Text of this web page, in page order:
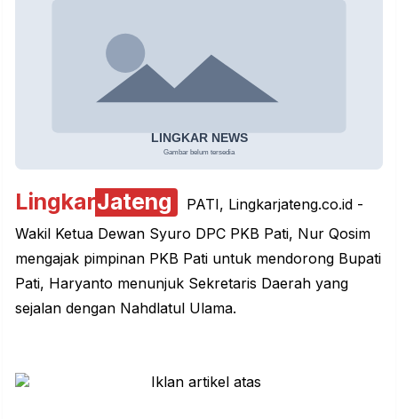
LingkarJateng
PATI, Lingkarjateng.co.id -
Wakil Ketua Dewan Syuro DPC PKB Pati, Nur Qosim
mengajak pimpinan PKB Pati untuk mendorong Bupati
Pati, Haryanto menunjuk Sekretaris Daerah yang
sejalan dengan Nahdlatul Ulama.